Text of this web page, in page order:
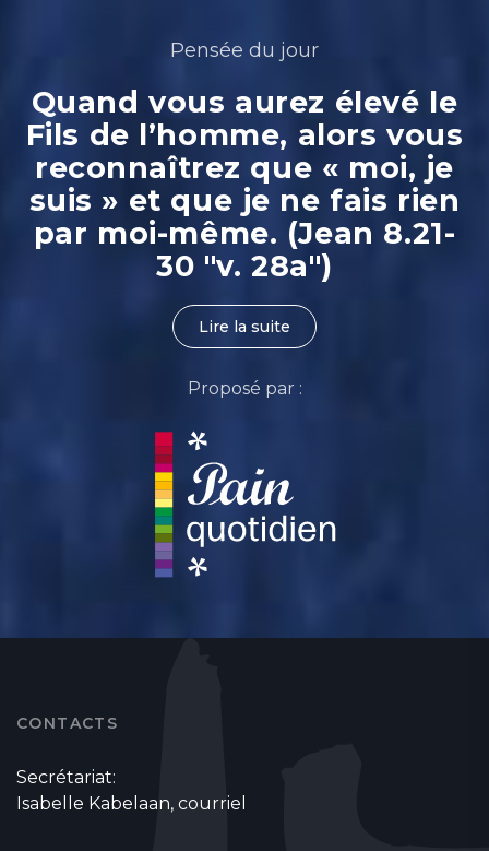
Pensée du jour
Quand vous aurez élevé le
Fils de l’homme, alors vous
reconnaîtrez que « moi, je
suis » et que je ne fais rien
par moi-même. (Jean 8.21-
30 "v. 28a")
Lire la suite
Proposé par :
CONTACTS
Secrétariat:
Isabelle Kabelaan, courriel